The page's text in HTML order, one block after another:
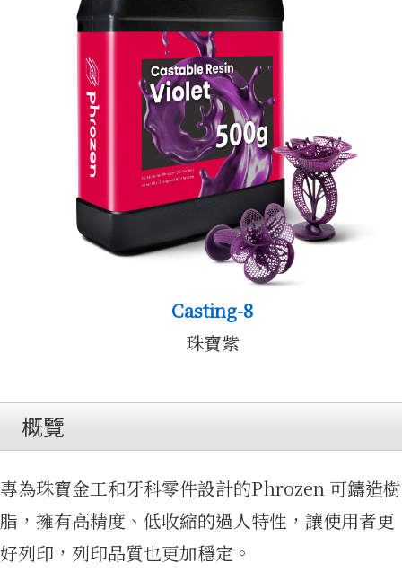
公司
簡介
Casting-8
珠寶紫
概覽
專為珠寶金工和牙科零件設計的Phrozen 可鑄造樹
脂，擁有高精度、低收縮的過人特性，讓使用者更
好列印，列印品質也更加穩定。